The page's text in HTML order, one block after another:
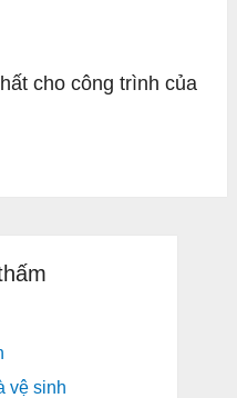
cho công trình của
vệ sinh